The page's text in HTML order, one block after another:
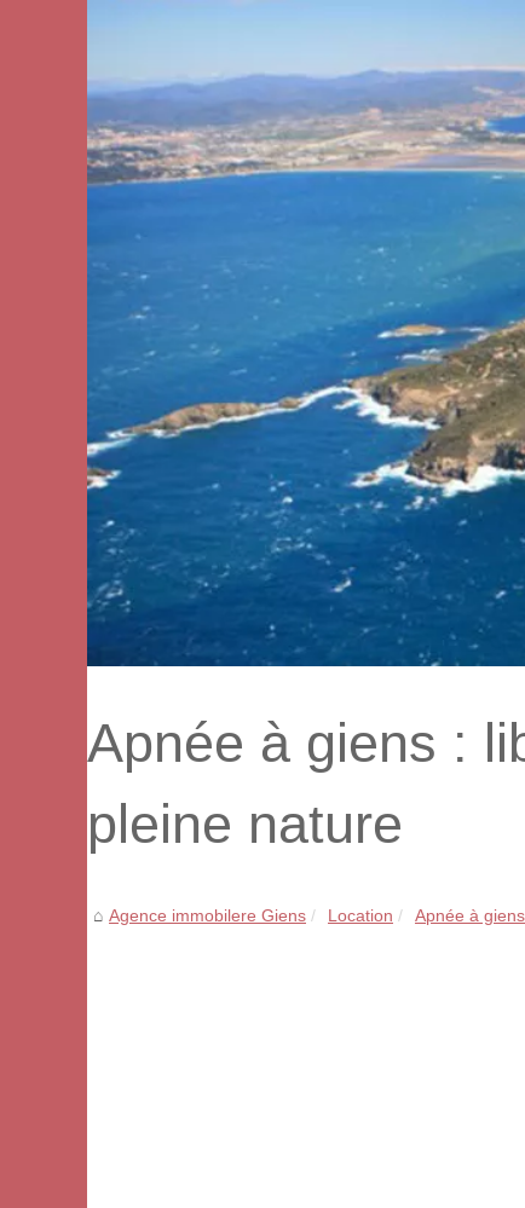
Apnée à giens :
pleine nature
Agence immobilere Giens Location Apnée à